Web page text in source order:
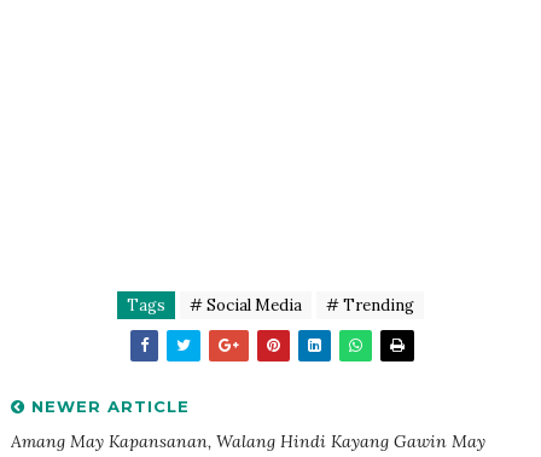
Tags # Social Media # Trending
NEWER ARTICLE
Amang May Kapansanan, Walang Hindi Kayang Gawin May